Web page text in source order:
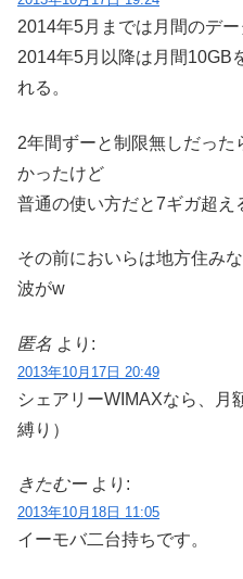
2014年5月までは月間のデー
2014年5月以降は月間10GB
れる。
2年間ずーと制限無しだった
かったけど
普通の使い方だと7ギガ超
その前においらは地方住み
波がw
匿名 より:
2013年10月17日 20:49
シェアリーWIMAXなら、月
縛り）
きたむー より:
2013年10月18日 11:05
イーモバ二台持ちです。